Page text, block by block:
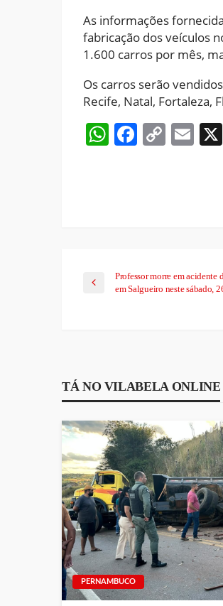
As informações
fabricação dos veículos
1.600 carros por mês,
Os carros serão
Recife, Natal, Fortaleza,
WhatsApp
Copy
Professor morre em acidente
em Salgueiro neste sábado,
TÁ NO VILABELA ONLINE
PERNAMBUCO